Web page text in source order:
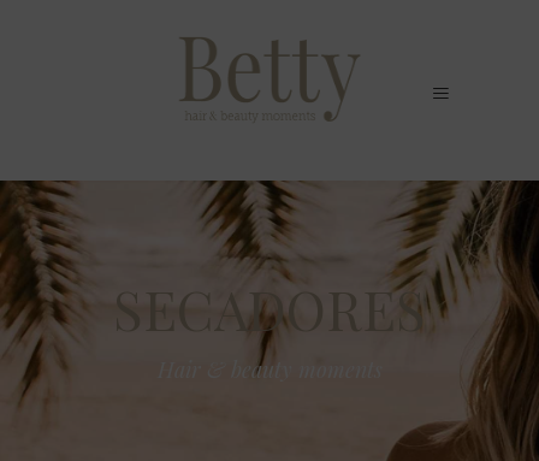
SECADORES
Hair & beauty moments